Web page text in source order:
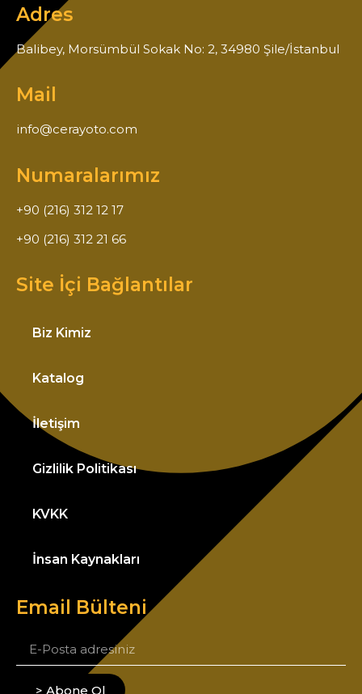
Adres
Balibey, Morsümbül Sokak No: 2, 34980 Şile/İstanbul
Mail
info@cerayoto.com
Numaralarımız
+90 (216) 312 12 17
+90 (216) 312 21 66
Site İçi Bağlantılar
Biz Kimiz
Katalog
İletişim
Gizlilik Politikası
KVKK
İnsan Kaynakları
Email Bülteni
> Abone Ol